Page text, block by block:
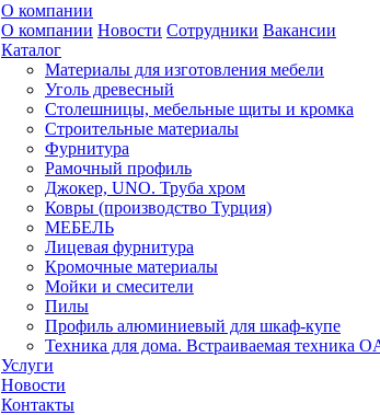
О компании
О компании Новости Сотрудники Вакансии
Каталог
Материалы для изготовления мебели
Уголь древесный
Столешницы, мебельные щиты и кромка
Строительные материалы
Фурнитура
Рамочный профиль
Джокер, UNO. Труба хром
Ковры (производство Турция)
МЕБЕЛЬ
Лицевая фурнитура
Кромочные материалы
Мойки и смесители
Пилы
Профиль алюминиевый для шкаф-купе
Техника для дома. Встраиваемая техника
Услуги
Новости
Контакты